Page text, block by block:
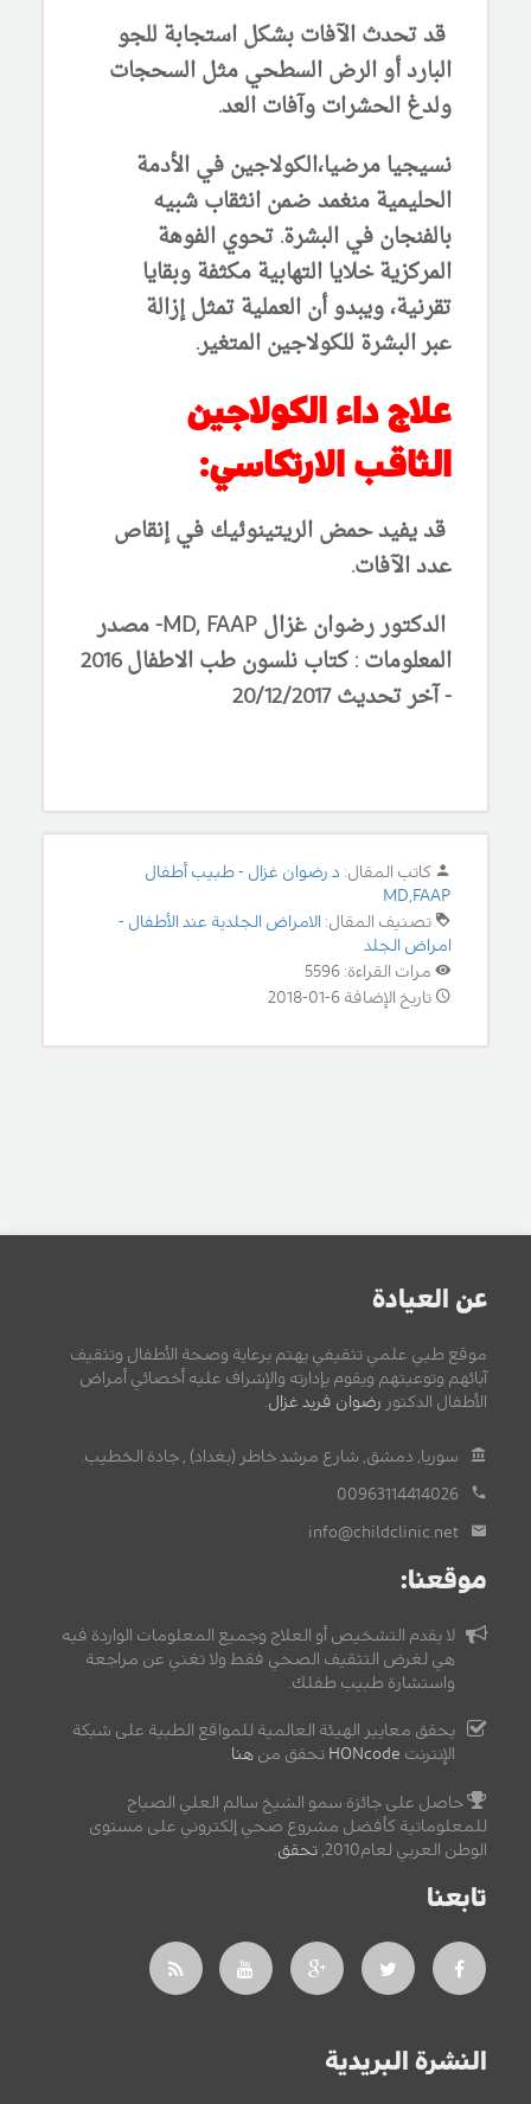
قد تحدث الآفات بشكل استجابة للجو
البارد أو الرض السطحي مثل السحجات
ولدغ الحشرات وآفات العد.
نسيجيا مرضيا،الكولاجين في الأدمة
الحليمية منغمد ضمن انثقاب شبيه
بالفنجان في البشرة. تحوي الفوهة
المركزية خلايا التهابية مكثفة وبقايا
تقرنية، ويبدو أن العملية تمثل إزالة
عبرالبشرة للكولاجين المتغير.
علاج داء الكولاجين
الثاقب الارتكاسي:
قد يفيد حمض الريتينوئيك في إنقاص
عدد الآفات.
الدكتور رضوان غزال MD, FAAP- مصدر
المعلومات : كتاب نلسون طب الاطفال 2016
- آخر تحديث 20/12/2017
كاتب المقال: د.رضوان غزال - طبيب أطفال
MD,FAAP
تصنيف المقال: الامراض الجلدية عند الأطفال -
امراض الجلد
مرات القراءة: 5596
تاريخ الإضافة 6-01-2018
عن العيادة
موقع طبي علمي تثقيفي يهتم برعاية وصحة الأطفال وتثقيف
آبائهم وتوعيتهم ويقوم بإدارته والإشراف عليه أخصائي أمراض
الأطفال الدكتور رضوان فريد غزال.
سوريا, دمشق, شارع مرشد خاطر (بغداد) , جادة الخطيب.
00963114414026
info@childclinic.net
موقعنا:
لا يقدم التشخيص أو العلاج وجميع المعلومات الواردة فيه
هي لغرض التثقيف الصحي فقط ولا تغني عن مراجعة
واستشارة طبيب طفلك.
يحقق معايير الهيئة العالمية للمواقع الطبية على شبكة
الإنترنت HONcode تحقق من هنا
حاصل على جائزة سمو الشيخ سالم العلي الصباح
للمعلوماتية كأفضل مشروع صحي إلكتروني على مستوى
الوطن العربي لعام2010,
تحقق.
تابعنا
النشرة البريدية